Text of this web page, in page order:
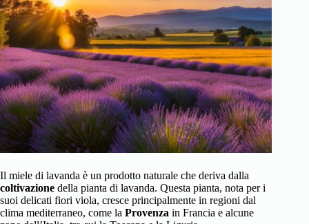
Il miele di lavanda è un prodotto naturale che deriva dalla
coltivazione della pianta di lavanda. Questa pianta, nota per i
suoi delicati fiori viola, cresce principalmente in regioni dal
clima mediterraneo, come la Provenza in Francia e alcune